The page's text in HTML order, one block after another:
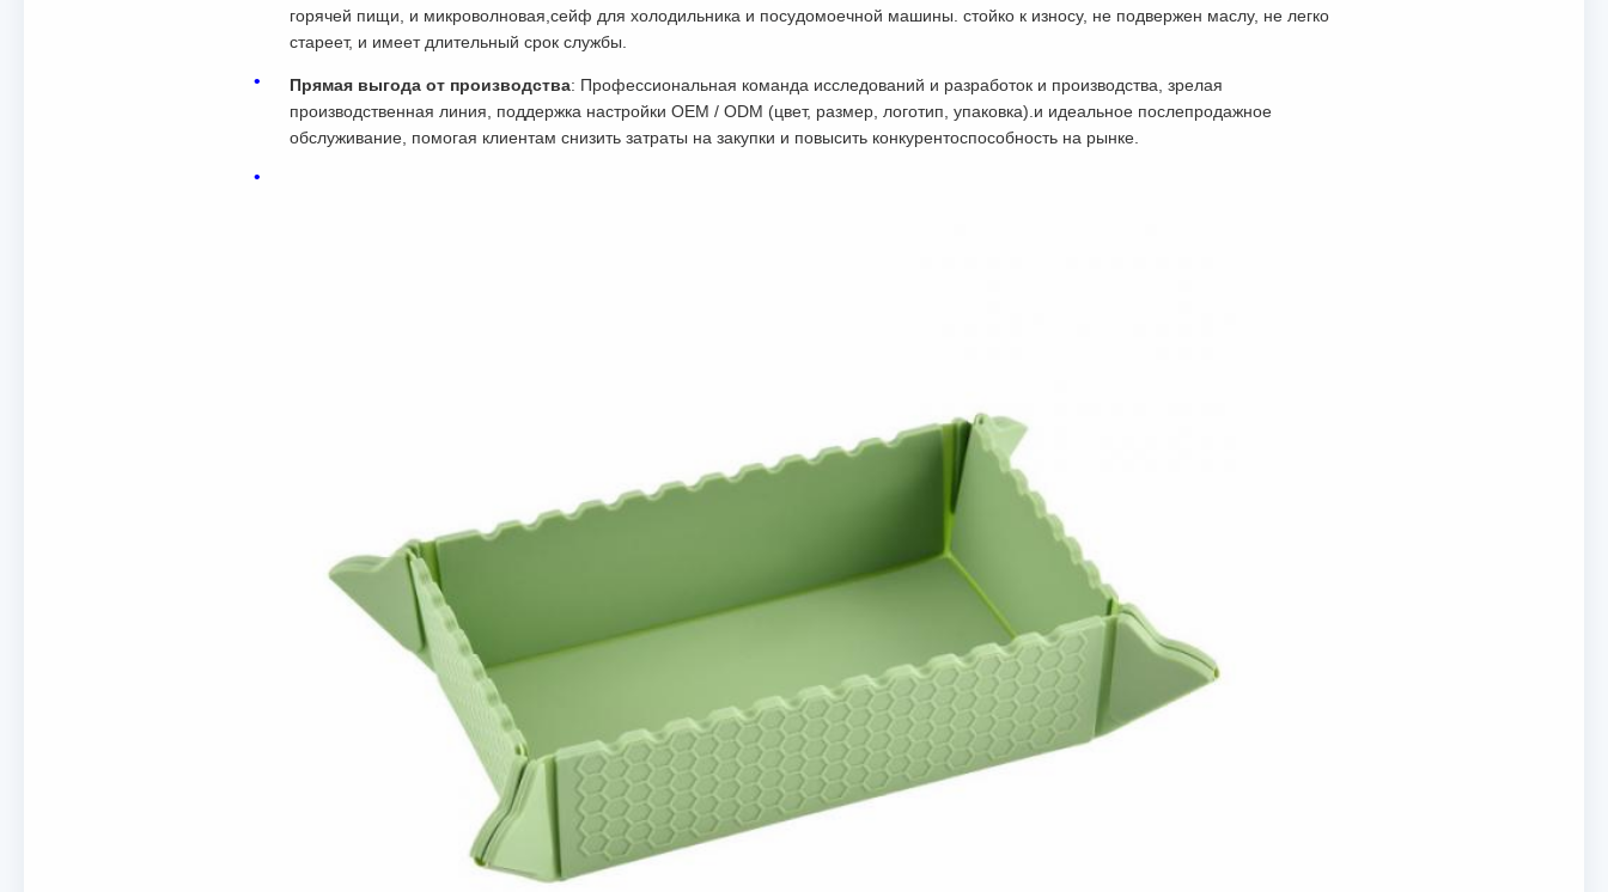
горячей пищи, и микроволновая,сейф для холодильника и посудомоечной машины. стойко к износу, не подвержен маслу, не легко
стареет, и имеет длительный срок службы.
Прямая выгода от производства: Профессиональная команда исследований и разработок и производства, зрелая
производственная линия, поддержка настройки OEM / ODM (цвет, размер, логотип, упаковка).и идеальное послепродажное
обслуживание, помогая клиентам снизить затраты на закупки и повысить конкурентоспособность на рынке.